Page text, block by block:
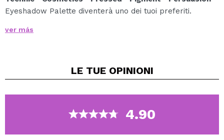
Eyeshadow Palette diventerà uno dei tuoi preferiti.
combinazione di sfumature di rosa, marrone e molto
finiture opache che metalliche e con un'ombra finale
Cosa aspetti a scoprirla?
ver más
LE TUE OPINIONI
4.90